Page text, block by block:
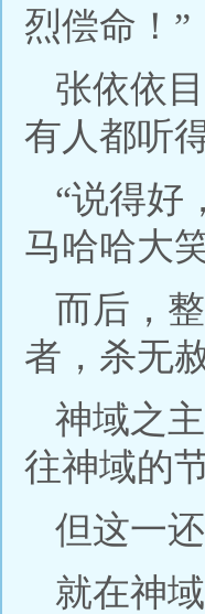
烈偿命！”
张依依
有人都听
“说得好
马哈哈大
而后，
者，杀无赦
神域之
往神域的
但这一
就在神